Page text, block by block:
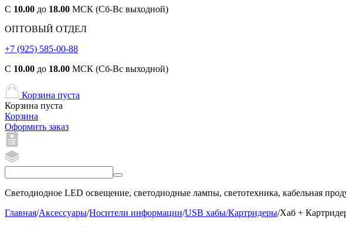
С 10.00 до 18.00 МСК (Сб-Вс выходной)
ОПТОВЫЙ ОТДЕЛ
+7 (925) 585-00-88
С 10.00 до 18.00 МСК (Сб-Вс выходной)
Корзина пуста
Корзина пуста
Корзина
Оформить заказ
Светодиодное LED освещение, светодиодные лампы, светотехника, кабельная
Главная/Аксессуары/Носители информации/USB хабы/Картридеры/Хаб +